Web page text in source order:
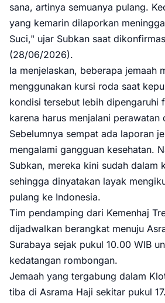
sana, artinya semuanya pulang.
yang kemarin dilaporkan
Suci," ujar Subkan saat
(28/06/2026).
Ia menjelaskan, beberapa jemaah
menggunakan kursi roda saat
kondisi tersebut lebih dipengaruhi
karena harus menjalani perawatan
Sebelumnya sempat ada laporan
mengalami gangguan kesehatan.
Subkan, mereka kini sudah dalam
sehingga dinyatakan layak
pulang ke Indonesia.
Tim pendamping dari Kemenhaj
dijadwalkan berangkat menuju
Surabaya sejak pukul 10.00 WIB
kedatangan rombongan.
Jemaah yang tergabung dalam
tiba di Asrama Haji sekitar pukul